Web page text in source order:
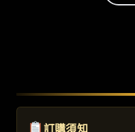
訂購須知